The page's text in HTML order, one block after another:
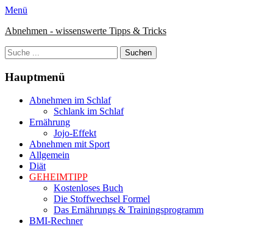
Zum
springen
Menü
Abnehmen - wissenswerte Tipps & Tricks
Suche
nach:
Hauptmenü
Abnehmen im Schlaf
Schlank im Schlaf
Ernährung
Jojo-Effekt
Abnehmen mit Sport
Allgemein
Diät
GEHEIMTIPP
Kostenloses Buch
Die Stoffwechsel Formel
Das Ernährungs & Trainingsprogramm
BMI-Rechner